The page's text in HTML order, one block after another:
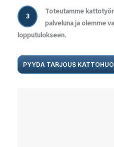
3
Toteutamme
palveluna ja olemme
lopputulokseen.
PYYDÄ TARJOUS